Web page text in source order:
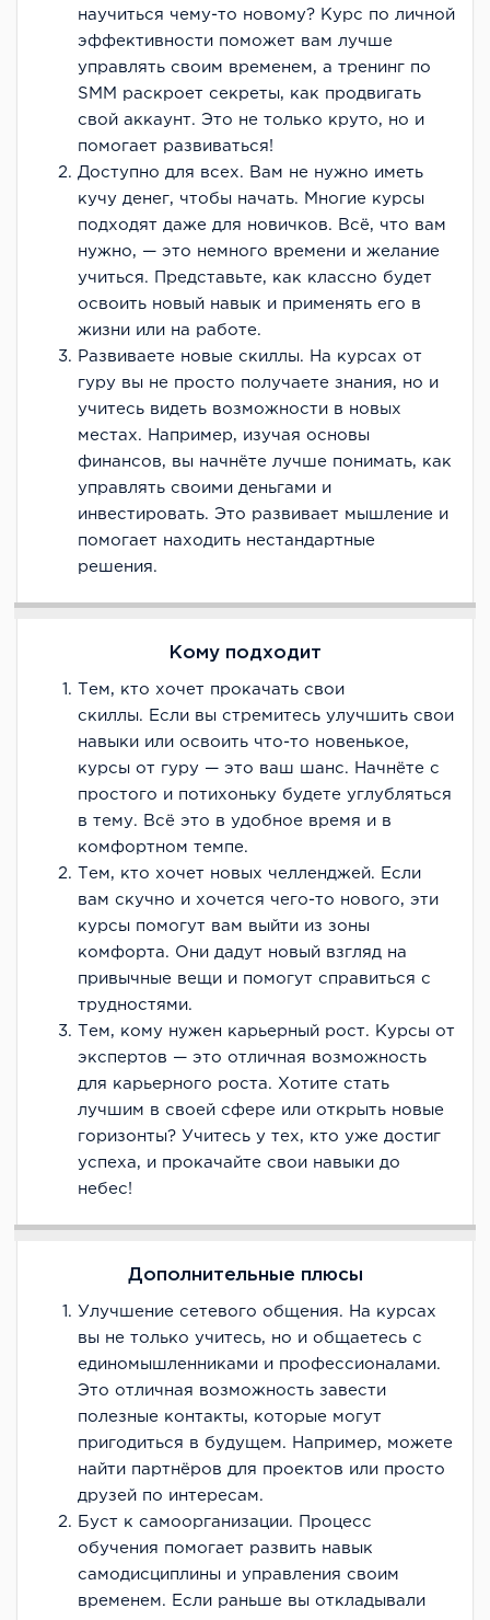
научиться чему-то новому? Курс по личной
эффективности поможет вам лучше
управлять своим временем, а тренинг по
SMM раскроет секреты, как продвигать
свой аккаунт. Это не только круто, но и
помогает развиваться!
Доступно для всех. Вам не нужно иметь
кучу денег, чтобы начать. Многие курсы
подходят даже для новичков. Всё, что вам
нужно, — это немного времени и желание
учиться. Представьте, как классно будет
освоить новый навык и применять его в
жизни или на работе.
Развиваете новые скиллы. На курсах от
гуру вы не просто получаете знания, но и
учитесь видеть возможности в новых
местах. Например, изучая основы
финансов, вы начнёте лучше понимать, как
управлять своими деньгами и
инвестировать. Это развивает мышление и
помогает находить нестандартные
решения.
Кому подходит
Тем, кто хочет прокачать свои
скиллы. Если вы стремитесь улучшить свои
навыки или освоить что-то новенькое,
курсы от гуру — это ваш шанс. Начнёте с
простого и потихоньку будете углубляться
в тему. Всё это в удобное время и в
комфортном темпе.
Тем, кто хочет новых челленджей. Если
вам скучно и хочется чего-то нового, эти
курсы помогут вам выйти из зоны
комфорта. Они дадут новый взгляд на
привычные вещи и помогут справиться с
трудностями.
Тем, кому нужен карьерный рост. Курсы от
экспертов — это отличная возможность
для карьерного роста. Хотите стать
лучшим в своей сфере или открыть новые
горизонты? Учитесь у тех, кто уже достиг
успеха, и прокачайте свои навыки до
небес!
Дополнительные плюсы
Улучшение сетевого общения. На курсах
вы не только учитесь, но и общаетесь с
единомышленниками и профессионалами.
Это отличная возможность завести
полезные контакты, которые могут
пригодиться в будущем. Например, можете
найти партнёров для проектов или просто
друзей по интересам.
Буст к самоорганизации. Процесс
обучения помогает развить навык
самодисциплины и управления своим
временем. Если раньше вы откладывали